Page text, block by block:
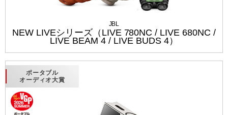
JBL
NEW LIVEシリーズ（LIVE 780NC / LIVE 680NC /
LIVE BEAM 4 / LIVE BUDS 4）
ポータブル
オーディオ大賞